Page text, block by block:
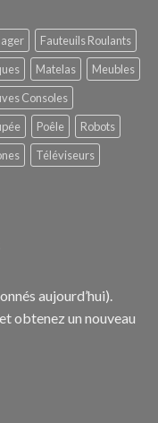
Fauteuils Roulants
Matelas
Meubles
Consoles
Poêle
Robots
Téléviseurs
aujourd’hui).
obtenez un nouveau